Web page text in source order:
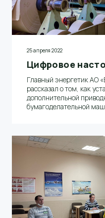
25 апреля 2022
Цифровое
Главный энергетик АО
рассказал о том, как
дополнительной
бумагоделательной